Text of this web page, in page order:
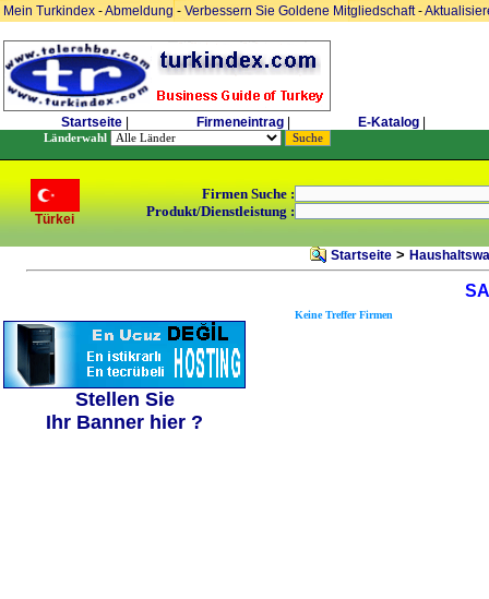
Mein Turkindex -Abmeldung- Verbessern Sie Goldene Mitgliedschaft-
Startseite Firmeneintrag E-Katalog
Länderwahl
Türkei
Firmen Suche :
Produkt/Dienstleistung :
Startseite >
Stellen Sie
Ihr Banner hier ?
Keine Treffer Firmen